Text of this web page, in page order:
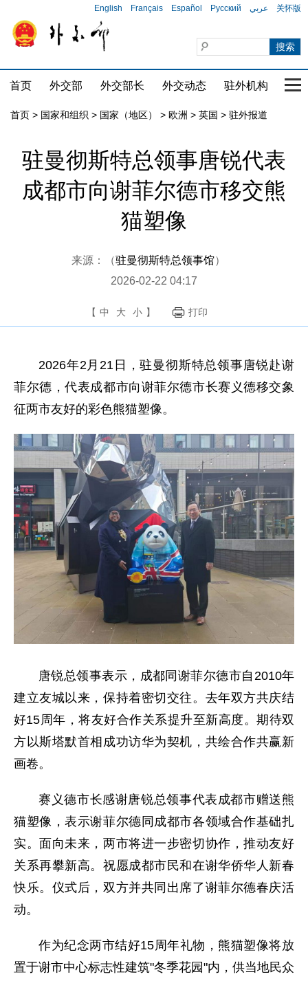
English Français Español Русский عربي 关怀版
首页 外交部 外交部长 外交动态 驻外机构 国
首页 > 国家和组织 > 国家（地区） > 欧洲 > 英国 > 驻外报道
驻曼彻斯特总领事唐锐代表
成都市向谢菲尔德市移交熊
猫塑像
来源：（驻曼彻斯特总领事馆）
2026-02-22 04:17
【 中 大 小 】 打印
2026年2月21日，驻曼彻斯特总领事唐锐赴谢
菲尔德，代表成都市向谢菲尔德市长赛义德移交象
征两市友好的彩色熊猫塑像。
唐锐总领事表示，成都同谢菲尔德市自2010年
建立友城以来，保持着密切交往。去年双方共庆结
好15周年，将友好合作关系提升至新高度。期待双
方以斯塔默首相成功访华为契机，共绘合作共赢新
画卷。
赛义德市长感谢唐锐总领事代表成都市赠送熊
猫塑像，表示谢菲尔德同成都市各领域合作基础扎
实。面向未来，两市将进一步密切协作，推动友好
关系再攀新高。祝愿成都市民和在谢华侨华人新春
快乐。仪式后，双方并共同出席了谢菲尔德春庆活
动。
作为纪念两市结好15周年礼物，熊猫塑像将放
置于谢市中心标志性建筑"冬季花园"内，供当地民众